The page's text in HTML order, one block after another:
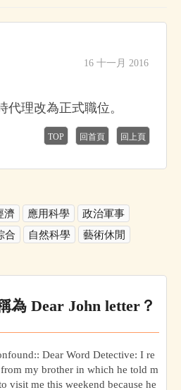
16 十一月 2016
代理改為正式職位。
TOP 回首頁 回上頁
濟 應用科學
政治軍事
合 自然科學
藝術休閒
為 Dear John letter？
Dear Word Detective: I re
my brother in which he told m
visit me this weekend because he